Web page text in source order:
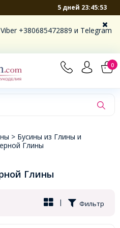
5 дней 23:45:52
+380685472889 и Telegram
0
×
> Бусины из Глины и
Глины
Глины
Фильтр
|